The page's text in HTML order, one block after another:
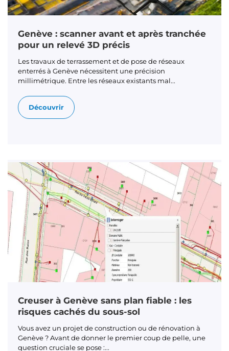
Genève : scanner avant et après tranchée
pour un relevé 3D précis
Les travaux de terrassement et de pose de réseaux
enterrés à Genève nécessitent une précision
millimétrique. Entre les réseaux existants mal...
Découvrir
Creuser à Genève sans plan fiable : les
risques cachés du sous-sol
Vous avez un projet de construction ou de rénovation à
Genève ? Avant de donner le premier coup de pelle, une
question cruciale se pose :...